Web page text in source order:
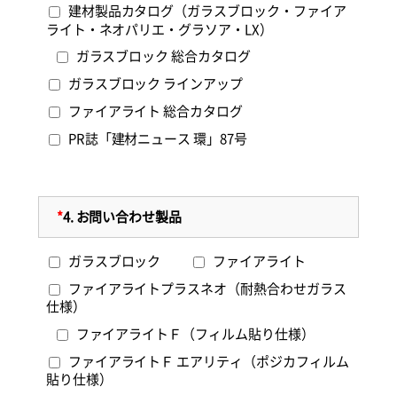
建材製品カタログ（ガラスブロック・ファイア
ライト・ネオパリエ・グラソア・LX）
ガラスブロック 総合カタログ
ガラスブロック ラインアップ
ファイアライト 総合カタログ
PR誌「建材ニュース 環」87号
*4.お問い合わせ製品
ガラスブロック
ファイアライト
ファイアライトプラスネオ（耐熱合わせガラス
仕様）
ファイアライトＦ（フィルム貼り仕様）
ファイアライトＦ エアリティ（ポジカフィルム
貼り仕様）